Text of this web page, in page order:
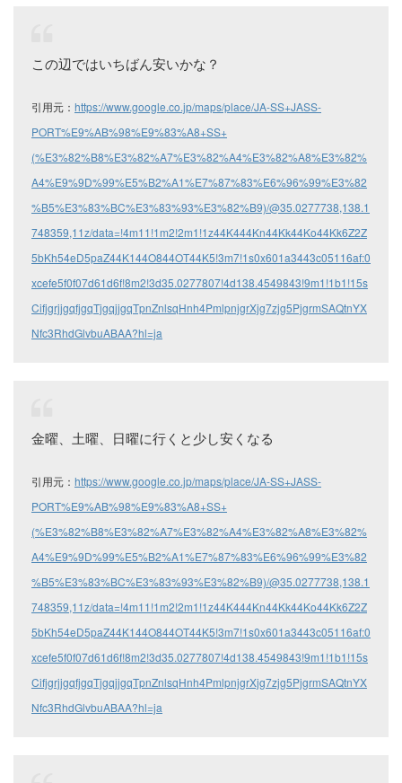
この辺ではいちばん安いかな？
引用元： https://www.google.co.jp/maps/place/JA-SS+JASS-
PORT%E9%AB%98%E9%83%A8+SS+
(%E3%82%B8%E3%82%A7%E3%82%A4%E3%82%A8%E3%82%
A4%E9%9D%99%E5%B2%A1%E7%87%83%E6%96%99%E3%82
%B5%E3%83%BC%E3%83%93%E3%82%B9)/@35.0277738,138.1
748359,11z/data=!4m11!1m2!2m1!1z44K444Kn44Kk44Ko44Kk6Z2Z
5bKh54eD5paZ44K144O844OT44K5!3m7!1s0x601a3443c05116af:0
xcefe5f0f07d61d6f!8m2!3d35.0277807!4d138.4549843!9m1!1b1!15s
CifjgrjjgqfjgqTjgqjjgqTpnZnlsqHnh4PmlpnjgrXjg7zjg5PjgrmSAQtnYX
Nfc3RhdGlvbuABAA?hl=ja
金曜、土曜、日曜に行くと少し安くなる
引用元： https://www.google.co.jp/maps/place/JA-SS+JASS-
PORT%E9%AB%98%E9%83%A8+SS+
(%E3%82%B8%E3%82%A7%E3%82%A4%E3%82%A8%E3%82%
A4%E9%9D%99%E5%B2%A1%E7%87%83%E6%96%99%E3%82
%B5%E3%83%BC%E3%83%93%E3%82%B9)/@35.0277738,138.1
748359,11z/data=!4m11!1m2!2m1!1z44K444Kn44Kk44Ko44Kk6Z2Z
5bKh54eD5paZ44K144O844OT44K5!3m7!1s0x601a3443c05116af:0
xcefe5f0f07d61d6f!8m2!3d35.0277807!4d138.4549843!9m1!1b1!15s
CifjgrjjgqfjgqTjgqjjgqTpnZnlsqHnh4PmlpnjgrXjg7zjg5PjgrmSAQtnYX
Nfc3RhdGlvbuABAA?hl=ja